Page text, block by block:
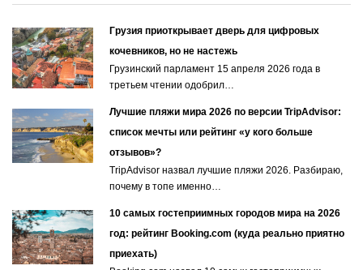
Грузия приоткрывает дверь для цифровых
кочевников, но не настежь
Грузинский парламент 15 апреля 2026 года в
третьем чтении одобрил…
Лучшие пляжи мира 2026 по версии TripAdvisor:
список мечты или рейтинг «у кого больше
отзывов»?
TripAdvisor назвал лучшие пляжи 2026. Разбираю,
почему в топе именно…
10 самых гостеприимных городов мира на 2026
год: рейтинг Booking.com (куда реально приятно
приехать)